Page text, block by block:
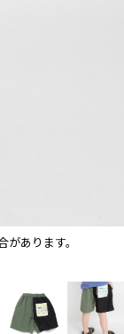
あります。